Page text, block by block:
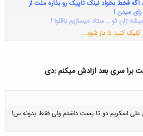
فخط بخواد لینک تاپیک رو بذاره ملت از
میدن !
ژان تو .. ستاد میسازیم باقلوا !
کلیک کنید تا باز شود...
برا سری بعد ازادش میکنم :دی
اسکریم دو تا پست داشتم ولی فقط یدونه س!